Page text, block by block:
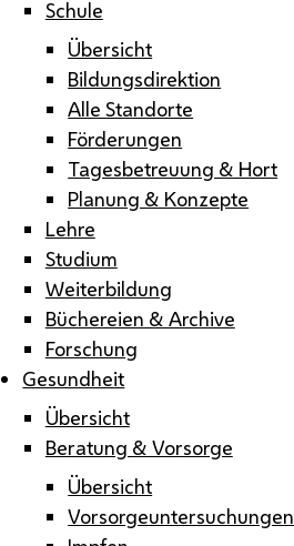
Schule
Übersicht
Bildungsdirektion
Alle Standorte
Förderungen
Tagesbetreuung & Hort
Planung & Konzepte
Lehre
Studium
Weiterbildung
Büchereien & Archive
Forschung
Gesundheit
Übersicht
Beratung & Vorsorge
Übersicht
Vorsorgeuntersuchungen